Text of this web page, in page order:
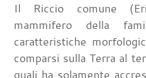
Il Riccio comune
mammifero della
caratteristiche
comparsi sulla Terra al
quali ha solamente